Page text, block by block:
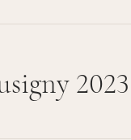
2023